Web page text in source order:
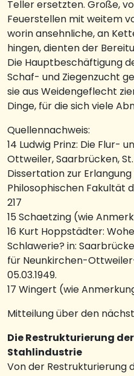
Teller ersetzten. Große,
Feuerstellen mit weitem
worin ansehnliche, an
hingen, dienten der
Die Hauptbeschäftigung
Schaf- und Ziegenzucht
sie aus Weidengeflecht
Dinge, für die sich viele
Quellennachweis:
14 Ludwig Prinz: Die Flur-
Ottweiler, Saarbrücken,
Dissertation zur
Philosophischen Fakultät
217
15 Schaetzing (wie
16 Kurt Hoppstädter:
Schlawerie? in:
für Neunkirchen-
05.03.1949.
17 Wingert (wie
Mitteilung über den
Die Restrukturierung
Stahlindustrie
Von der Restrukturierung